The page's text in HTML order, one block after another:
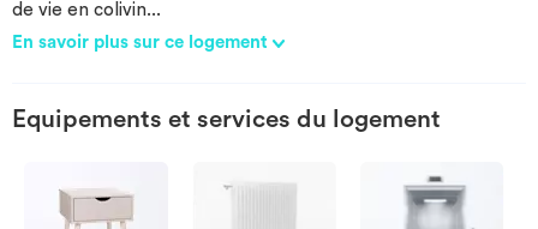
de vie en colivin...
En savoir plus sur ce logement
Equipements et services du logement